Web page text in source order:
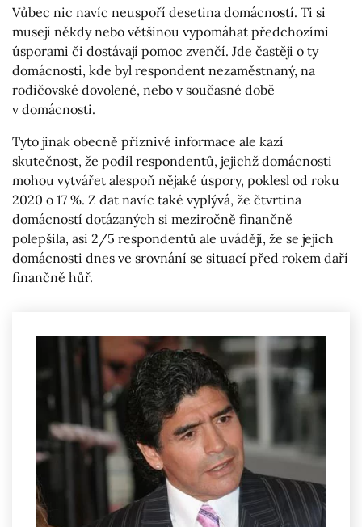
Vůbec nic navíc neuspoří desetina domácností. Ti si
musejí někdy nebo většinou vypomáhat předchozími
úsporami či dostávají pomoc zvenčí. Jde častěji o ty
domácnosti, kde byl respondent nezaměstnaný, na
rodičovské dovolené, nebo v současné době
v domácnosti.
Tyto jinak obecně příznivé informace ale kazí
skutečnost, že podíl respondentů, jejichž domácnosti
mohou vytvářet alespoň nějaké úspory, poklesl od roku
2020 o 17 %. Z dat navíc také vyplývá, že čtvrtina
domácností dotázaných si meziročně finančně
polepšila, asi 2/5 respondentů ale uvádějí, že se jejich
domácnosti dnes ve srovnání se situací před rokem daří
finančně hůř.